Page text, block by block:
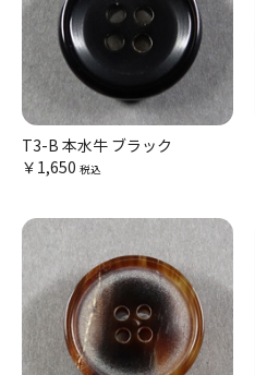
T3-B 本水牛 ブラック
￥1,650 税込